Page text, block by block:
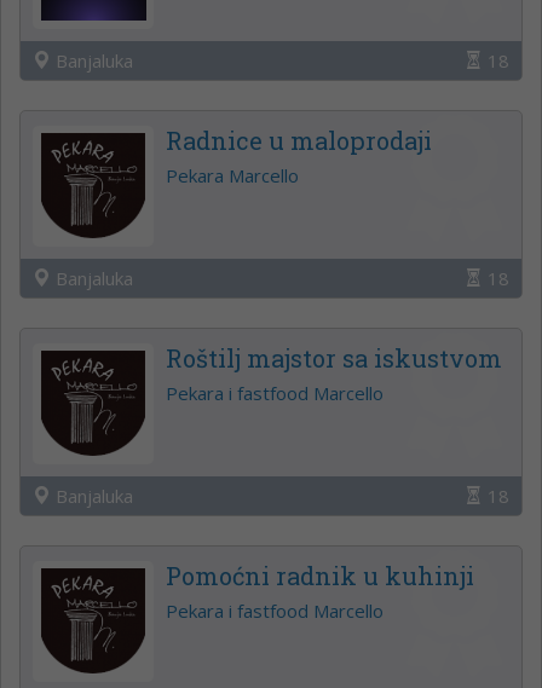
Banjaluka 18
Radnice u maloprodaji
Pekara Marcello
Banjaluka 18
Roštilj majstor sa iskustvom
Pekara i fastfood Marcello
Banjaluka 18
Pomoćni radnik u kuhinji
Pekara i fastfood Marcello